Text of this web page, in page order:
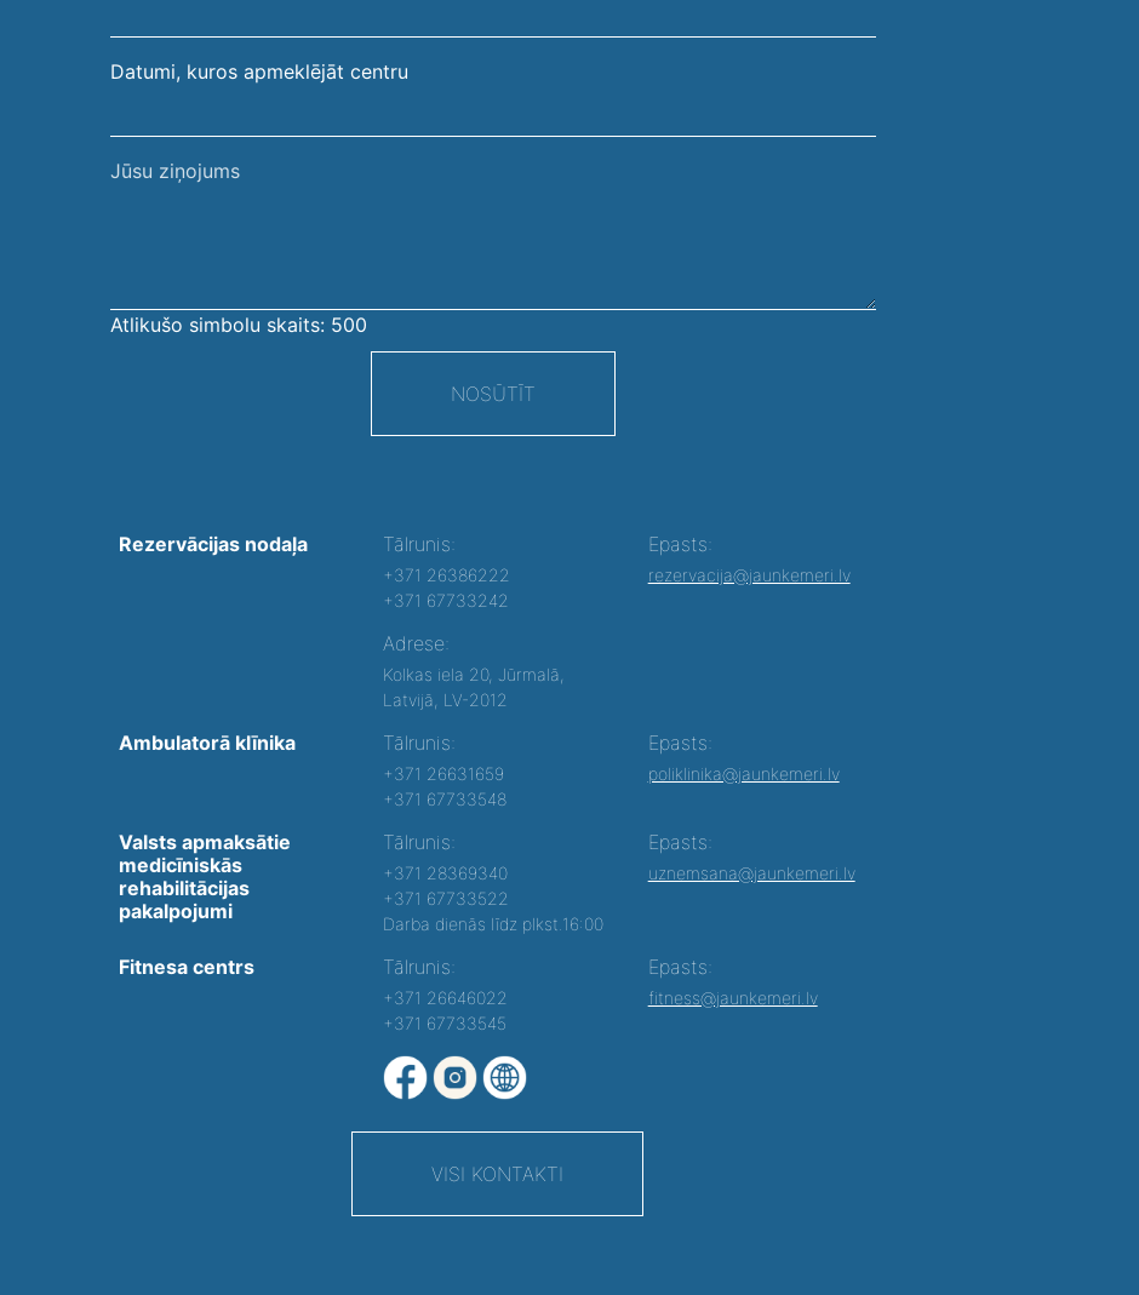
Datumi, kuros apmeklējāt centru
Jūsu
Atlikušo simbolu skaits: 500
NOSŪTĪT
Rezervācijas nodaļa Tālrunis:
+371 26386222
+371 67733242
Adrese:
Kolkas iela 20, Jūrmalā,
Latvijā, LV-2012
Epasts:
rezervacija@jaunkemeri.lv
Ambulatorā klīnika Tālrunis:
+371 26631659
+371 67733548
Epasts:
poliklinika@jaunkemeri.lv
Valsts apmaksātie
medicīniskās
rehabilitācijas
pakalpojumi
Tālrunis:
+371 28369340
+371 67733522
Darba dienās līdz plkst.16:00
Epasts:
uznemsana@jaunkemeri.lv
Fitnesa centrs Tālrunis:
+371 26646022
+371 67733545
Epasts:
fitness@jaunkemeri.lv
VISI KONTAKTI